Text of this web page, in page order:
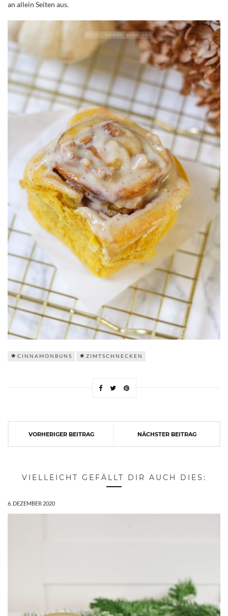
an allein Seiten aus.
CINNAMONBUNS ZIMTSCHNECKEN
VORHERIGER BEITRAG NÄCHSTER BEITRAG
VIELLEICHT GEFÄLLT DIR AUCH DIES:
6. DEZEMBER 2020